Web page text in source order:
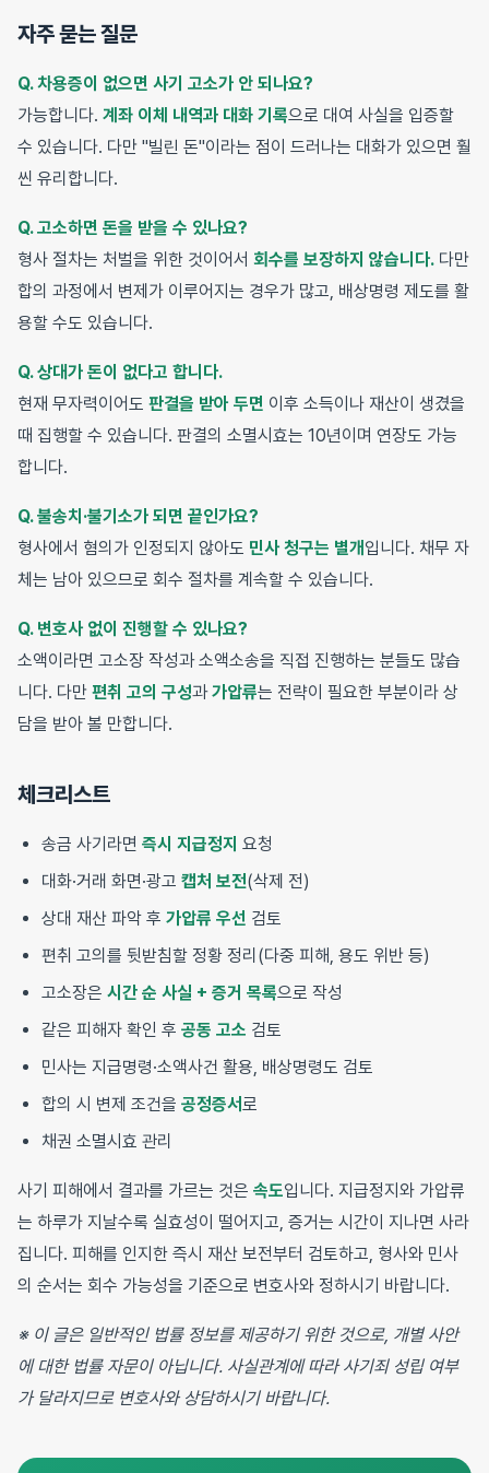
자주 묻는 질문
Q. 차용증이 없으면 사기 고소가 안 되나요?
가능합니다. 계좌 이체 내역과 대화 기록으로 대여 사실을 입증할
수 있습니다. 다만 "빌린 돈"이라는 점이 드러나는 대화가 있으면 훨
씬 유리합니다.
Q. 고소하면 돈을 받을 수 있나요?
형사 절차는 처벌을 위한 것이어서 회수를 보장하지 않습니다. 다만
합의 과정에서 변제가 이루어지는 경우가 많고, 배상명령 제도를 활
용할 수도 있습니다.
Q. 상대가 돈이 없다고 합니다.
현재 무자력이어도 판결을 받아 두면 이후 소득이나 재산이 생겼을
때 집행할 수 있습니다. 판결의 소멸시효는 10년이며 연장도 가능
합니다.
Q. 불송치·불기소가 되면 끝인가요?
형사에서 혐의가 인정되지 않아도 민사 청구는 별개 입니다. 채무 자
체는 남아 있으므로 회수 절차를 계속할 수 있습니다.
Q. 변호사 없이 진행할 수 있나요?
소액이라면 고소장 작성과 소액소송을 직접 진행하는 분들도 많습
니다. 다만 편취 고의 구성과가압류는 전략이 필요한 부분이라 상
담을 받아 볼 만합니다.
체크리스트
송금 사기라면 즉시 지급정지 요청
대화·거래 화면·광고 캡처 보전(삭제 전)
상대 재산 파악 후 가압류 우선 검토
편취 고의를 뒷받침할 정황 정리(다중 피해, 용도 위반 등)
고소장은 시간 순 사실 + 증거 목록으로 작성
같은 피해자 확인 후 공동 고소 검토
민사는 지급명령·소액사건 활용, 배상명령도 검토
합의 시 변제 조건을 공정증서로
채권 소멸시효 관리
사기 피해에서 결과를 가르는 것은 속도입니다. 지급정지와 가압류
는 하루가 지날수록 실효성이 떨어지고, 증거는 시간이 지나면 사라
집니다. 피해를 인지한 즉시 재산 보전부터 검토하고, 형사와 민사
의 순서는 회수 가능성을 기준으로 변호사와 정하시기 바랍니다.
※ 이 글은 일반적인 법률 정보를 제공하기 위한 것으로, 개별 사안
에 대한 법률 자문이 아닙니다. 사실관계에 따라 사기죄 성립 여부
가 달라지므로 변호사와 상담하시기 바랍니다.